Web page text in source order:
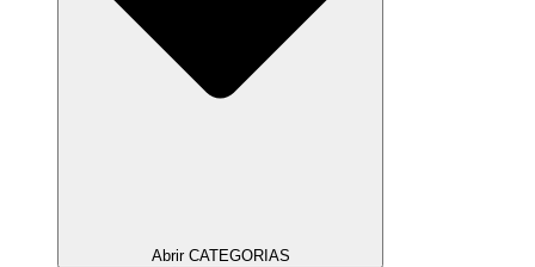
Abrir CATEGORIAS